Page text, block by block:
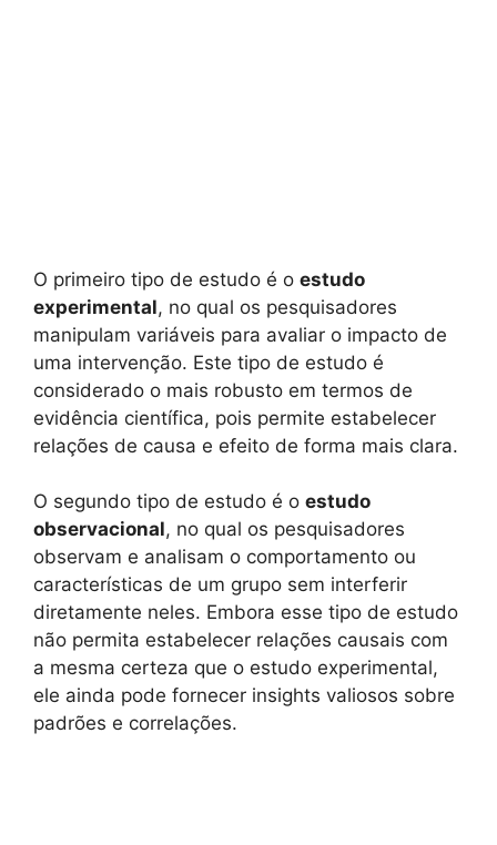
O primeiro tipo de estudo é o estudo
experimental, no qual os pesquisadores
manipulam variáveis para avaliar o impacto de
uma intervenção. Este tipo de estudo é
considerado o mais robusto em termos de
evidência científica, pois permite estabelecer
relações de causa e efeito de forma mais clara.
O segundo tipo de estudo é o estudo
observacional, no qual os pesquisadores
observam e analisam o comportamento ou
características de um grupo sem interferir
diretamente neles. Embora esse tipo de estudo
não permita estabelecer relações causais com
a mesma certeza que o estudo experimental,
ele ainda pode fornecer insights valiosos sobre
padrões e correlações.